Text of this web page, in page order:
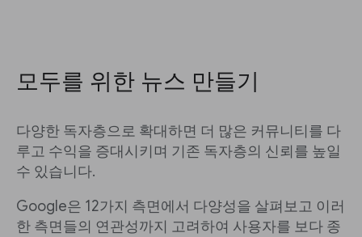
모두를 위한 뉴스 만들기
다양한 독자층으로 확대하면 더 많은 커뮤니티를 다
루고 수익을 증대시키며 기존 독자층의 신뢰를 높일
수 있습니다.
Google은 12가지 측면에서 다양성을 살펴보고 이러
한 측면들의 연관성까지 고려하여 사용자를 보다 종